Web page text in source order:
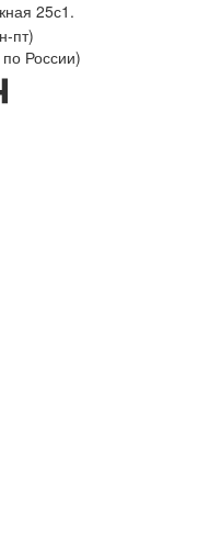
25с1.
пт)
России)